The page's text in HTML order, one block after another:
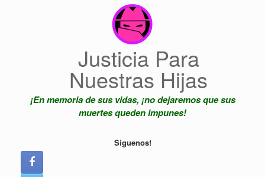
Justicia Para
Nuestras Hijas
¡En memoria de sus vidas, ¡no dejaremos que sus
muertes queden impunes!
Síguenos!